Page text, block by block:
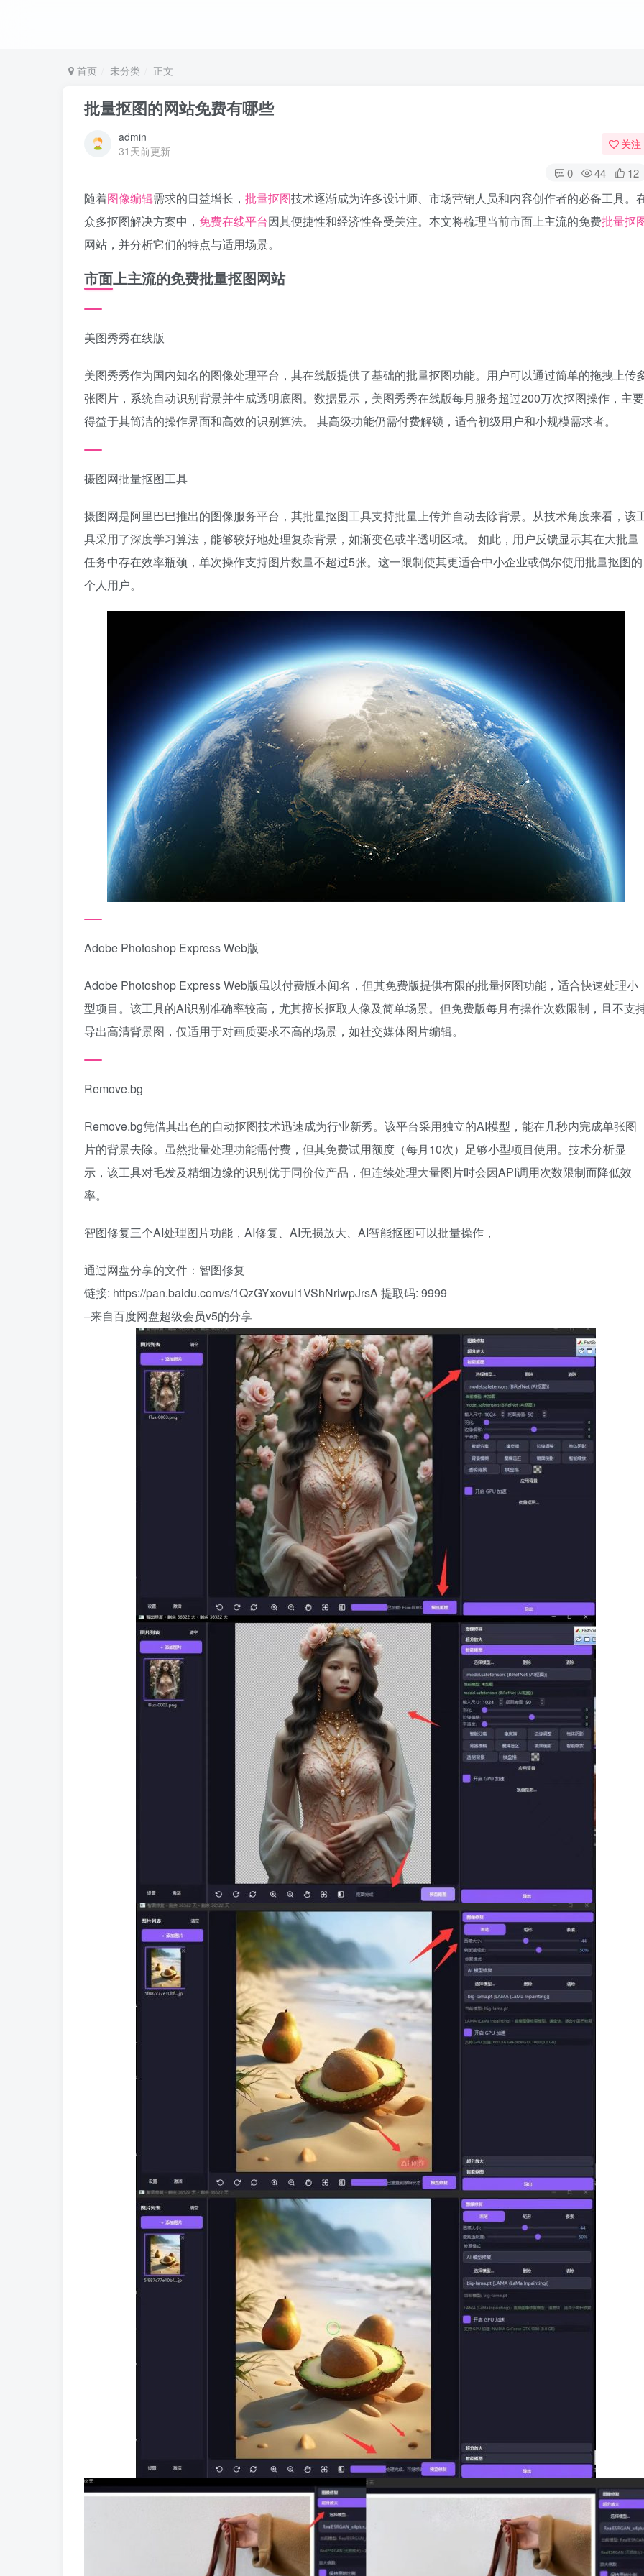
首页 未分类 正文
批量抠图的网站免费有哪些
admin
31天前更新
关注
0 44 12
随着图像编辑需求的日益增长， 批量抠图技术逐渐成为许多设计师、市场营销人员和内容创作者的必备工具。
众多抠图解决方案中， 免费在线平台因其便捷性和经济性备受关注。本文将梳理当前市面上主流的免费批量抠
网站，并分析它们的特点与适用场景。
市面上主流的免费批量抠图网站
美图秀秀在线版
美图秀秀作为国内知名的图像处理平台，其在线版提供了基础的批量抠图功能。用户可以通过简单的拖拽上传
张图片，系统自动识别背景并生成透明底图。数据显示，美图秀秀在线版每月服务超过200万次抠图操作，主要
得益于其简洁的操作界面和高效的识别算法。 其高级功能仍需付费解锁，适合初级用户和小规模需求者。
摄图网批量抠图工具
摄图网是阿里巴巴推出的图像服务平台，其批量抠图工具支持批量上传并自动去除背景。从技术角度来看，该
具采用了深度学习算法，能够较好地处理复杂背景，如渐变色或半透明区域。 如此，用户反馈显示其在大批量
任务中存在效率瓶颈，单次操作支持图片数量不超过5张。这一限制使其更适合中小企业或偶尔使用批量抠图的
个人用户。
Adobe Photoshop Express Web版
Adobe Photoshop Express Web版虽以付费版本闻名，但其免费版提供有限的批量抠图功能，适合快速处理小
型项目。该工具的AI识别准确率较高，尤其擅长抠取人像及简单场景。但免费版每月有操作次数限制，且不支
导出高清背景图，仅适用于对画质要求不高的场景，如社交媒体图片编辑。
Remove.bg
Remove.bg凭借其出色的自动抠图技术迅速成为行业新秀。该平台采用独立的AI模型，能在几秒内完成单张图
片的背景去除。虽然批量处理功能需付费，但其免费试用额度（每月10次）足够小型项目使用。技术分析显
示，该工具对毛发及精细边缘的识别优于同价位产品，但连续处理大量图片时会因API调用次数限制而降低效
率。
智图修复三个AI处理图片功能，AI修复、AI无损放大、AI智能抠图可以批量操作，
通过网盘分享的文件：智图修复
链接: https://pan.baidu.com/s/1QzGYxovul1VShNriwpJrsA 提取码: 9999
–来自百度网盘超级会员v5的分享